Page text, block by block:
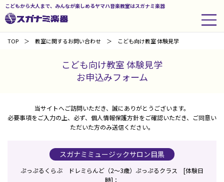
こどもから大人まで、みんなが楽しめるヤマハ音楽教室はスガナミ楽器
TOP 教室に関するお問い合わせ こども向け教室 体験見学
こども向け教室 体験見学
お申込みフォーム
当サイトへご訪問いただき、誠にありがとうございます。
必要事項をご入力の上、必ず、個人情報保護方針をご確認いただき、ご同意い
ただいた方のみ送信ください。
スガナミミュージックサロン目黒
ぷっぷるくらぶ ドレミらんど（2～3歳）ぷっぷるクラス [体験日
時]：